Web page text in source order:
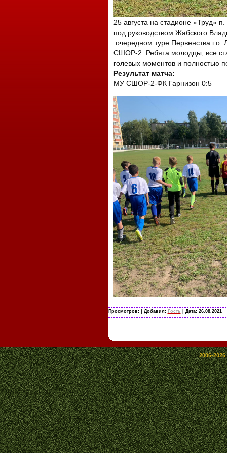
25 августа на стадионе «Труд»
под руководством Жабского
очередном туре Первенства
СШОР-2. Ребята молодцы, все
голевых моментов и полностью
Результат матча:
МУ СШОР-2-ФК Гарнизон 0:5
Просмотров: | Добавил: Гость | Дата: 26.08.2021
2006-